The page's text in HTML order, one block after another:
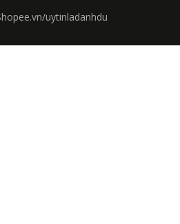
uytinladanhdu